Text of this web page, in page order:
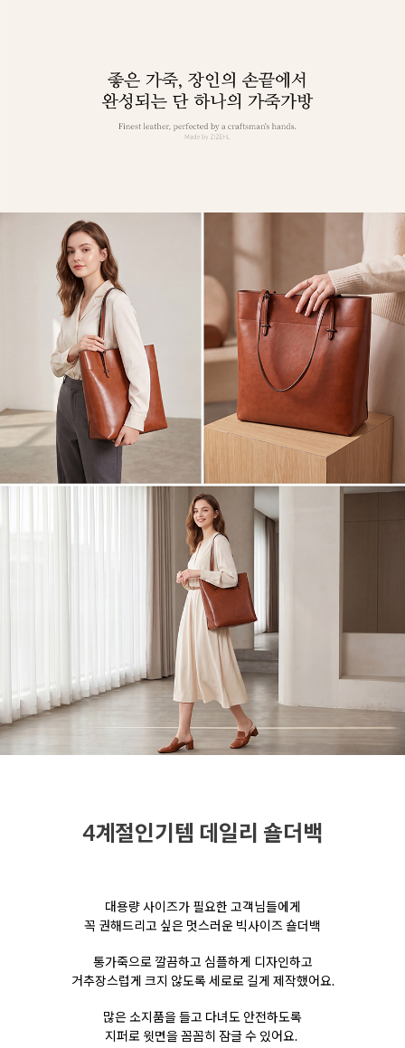
4계절인기템 데일리 숄더백
대용량 사이즈가 필요한 고객님들에게
꼭 권해드리고 싶은 멋스러운 빅사이즈 숄더백
통가죽으로 깔끔하고 심플하게 디자인하고
거추장스럽게 크지 않도록세로로 길게 제작했어요.
많은 소지품을 들고 다녀도 안전하도록
지퍼로 윗면을 꼼꼼히 잠글 수 있어요.